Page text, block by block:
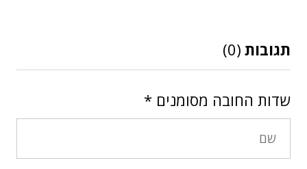
תגובות (0)
שדות החובה מסומנים *